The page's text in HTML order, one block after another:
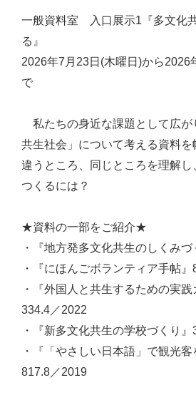
一般資料室 入口展示1『多文化
る』
2026年7月23日(木曜日)から2026
で
私たちの身近な課題として広が
共生社会」について考える資料を
違うところ、同じところを理解
つくるには？
★資料の一部をご紹
・『地方発多文化共生のしくみ
・『にほんごボランティア手帖
・『外国人と共生するための実践
334.4／2022
・『新多文化共生の学校づくり
・『「やさしい日本語」で観光
817.8／2019